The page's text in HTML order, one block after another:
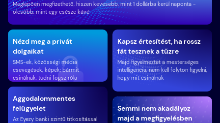
Aggodalommentes
felügyelet
Az Eyezy banki szintű titkosítással
Nézd meg a privát
dolgaikat
SMS-ek, közösségi média
csevegések, képek; bármit
csinálnak, tudni fogsz róla
Meglepően megfizethető, hiszen kevesebb, mint 1 dollárba kerül naponta -
olcsóbb, mint egy csésze kávé
Kapsz értesítést, ha rossz
fát tesznek a tűzre
Majd figyelmeztet a mesterséges
intelligencia, nem kell folyton figyelni,
hogy mit csinálnak
Semmi nem akadályoz
majd a megfigyelésben